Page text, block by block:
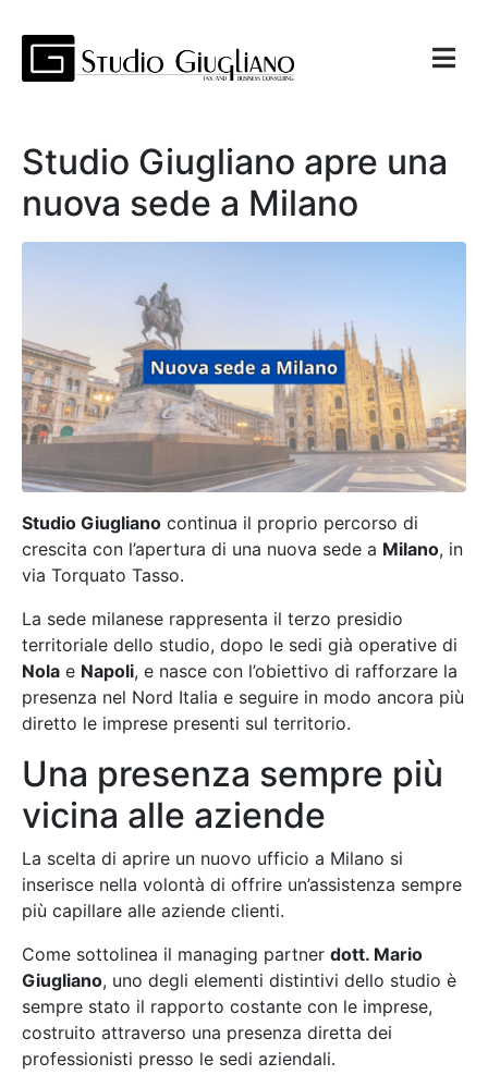
Studio Giugliano apre una
nuova sede a Milano
Studio Giugliano continua il proprio percorso di
crescita con l’apertura di una nuova sede a Milano, in
via Torquato Tasso.
La sede milanese rappresenta il terzo presidio
territoriale dello studio, dopo le sedi già operative di
Nola e Napoli, e nasce con l’obiettivo di rafforzare la
presenza nel Nord Italia e seguire in modo ancora più
diretto le imprese presenti sul territorio.
Una presenza sempre più
vicina alle aziende
La scelta di aprire un nuovo ufficio a Milano si
inserisce nella volontà di offrire un’assistenza sempre
più capillare alle aziende clienti.
Come sottolinea il managing partner dott. Mario
Giugliano, uno degli elementi distintivi dello studio è
sempre stato il rapporto costante con le imprese,
costruito attraverso una presenza diretta dei
professionisti presso le sedi aziendali.